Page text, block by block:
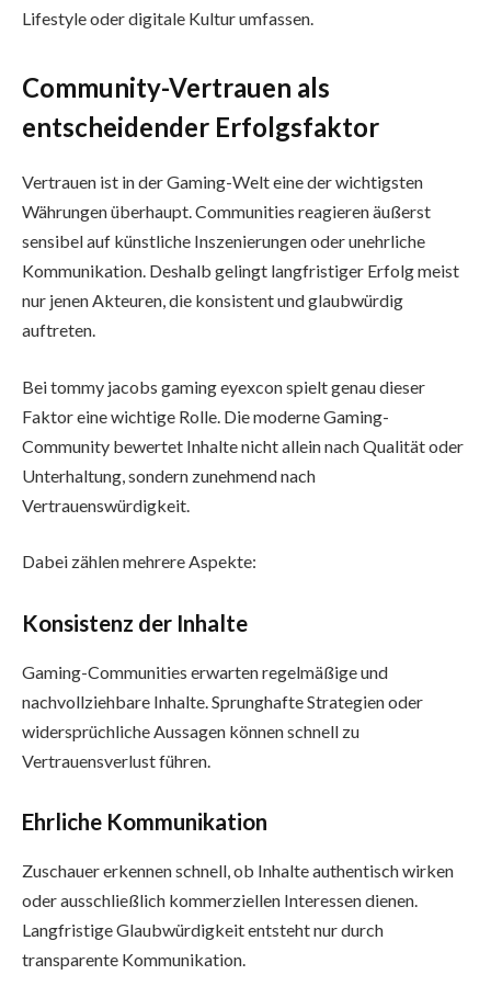
Lifestyle oder digitale Kultur umfassen.
Community-Vertrauen als
entscheidender Erfolgsfaktor
Vertrauen ist in der Gaming-Welt eine der wichtigsten
Währungen überhaupt. Communities reagieren äußerst
sensibel auf künstliche Inszenierungen oder unehrliche
Kommunikation. Deshalb gelingt langfristiger Erfolg meist
nur jenen Akteuren, die konsistent und glaubwürdig
auftreten.
Bei tommy jacobs gaming eyexcon spielt genau dieser
Faktor eine wichtige Rolle. Die moderne Gaming-
Community bewertet Inhalte nicht allein nach Qualität oder
Unterhaltung, sondern zunehmend nach
Vertrauenswürdigkeit.
Dabei zählen mehrere Aspekte:
Konsistenz der Inhalte
Gaming-Communities erwarten regelmäßige und
nachvollziehbare Inhalte. Sprunghafte Strategien oder
widersprüchliche Aussagen können schnell zu
Vertrauensverlust führen.
Ehrliche Kommunikation
Zuschauer erkennen schnell, ob Inhalte authentisch wirken
oder ausschließlich kommerziellen Interessen dienen.
Langfristige Glaubwürdigkeit entsteht nur durch
transparente Kommunikation.